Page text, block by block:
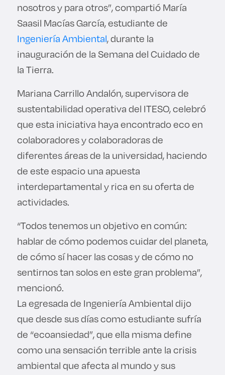
nosotros y para otros”, compartió María
Saasil Macías García, estudiante de
Ingeniería Ambiental, durante la
inauguración de la Semana del Cuidado de
la Tierra.
Mariana Carrillo Andalón, supervisora de
sustentabilidad operativa del ITESO, celebró
que esta iniciativa haya encontrado eco en
colaboradores y colaboradoras de
diferentes áreas de la universidad, haciendo
de este espacio una apuesta
interdepartamental y rica en su oferta de
actividades.
“Todos tenemos un objetivo en común:
hablar de cómo podemos cuidar del planeta,
de cómo sí hacer las cosas y de cómo no
sentirnos tan solos en este gran problema”,
mencionó.
La egresada de Ingeniería Ambiental dijo
que desde sus días como estudiante sufría
de “ecoansiedad”, que ella misma define
como una sensación terrible ante la crisis
ambiental que afecta al mundo y sus